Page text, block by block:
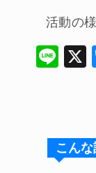
活動の様
Li
こんな